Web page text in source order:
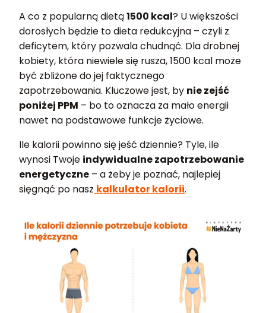
A co z popularną dietą1500 kcal? U większości
dorosłych będzie to dieta redukcyjna – czyli z
deficytem, który pozwala chudnąć. Dla drobnej
kobiety, która niewiele się rusza, 1500 kcal może
być zbliżone do jej faktycznego
zapotrzebowania. Kluczowe jest, by nie zejść
poniżej PPM – bo to oznacza za mało energii
nawet na podstawowe funkcje życiowe.
Ile kalorii powinno się jeść dziennie? Tyle, ile
wynosi Twoje indywidualne zapotrzebowanie
energetyczne – a żeby je poznać, najlepiej
sięgnąć po nasz kalkulator kalorii.